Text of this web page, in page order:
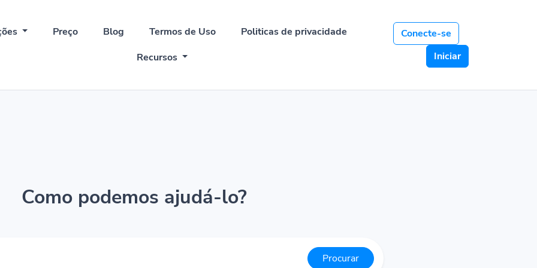
Preço Blog Termos de Uso
Politicas de privacidade
Recursos
Conecte-se
Iniciar
Como podemos ajudá-lo?
Procurar